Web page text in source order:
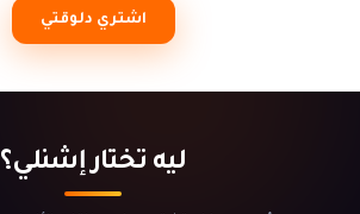
اشتري دلوقتي
ليه تختار إشنلي؟